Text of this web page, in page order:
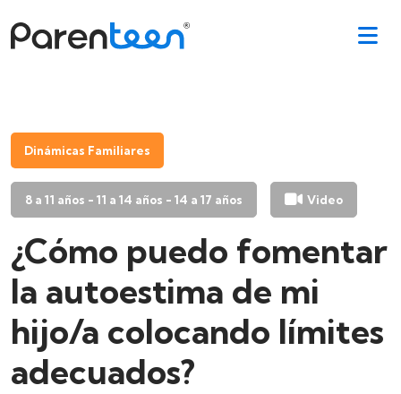
Dinámicas Familiares
8 a 11 años - 11 a 14 años - 14 a 17 años Video
¿Cómo puedo fomentar
la autoestima de mi
hijo/a colocando límites
adecuados?